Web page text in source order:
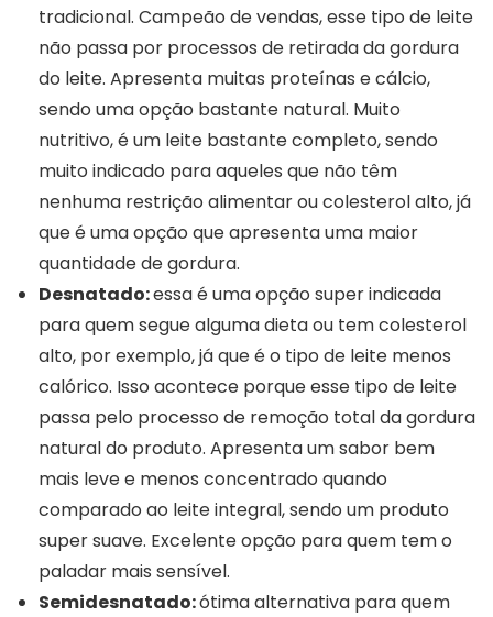
tradicional. Campeão de vendas, esse tipo de leite
não passa por processos de retirada da gordura
do leite. Apresenta muitas proteínas e cálcio,
sendo uma opção bastante natural. Muito
nutritivo, é um leite bastante completo, sendo
muito indicado para aqueles que não têm
nenhuma restrição alimentar ou colesterol alto, já
que é uma opção que apresenta uma maior
quantidade de gordura.
Desnatado:essa é uma opção super indicada
para quem segue alguma dieta ou tem colesterol
alto, por exemplo, já que é o tipo de leite menos
calórico. Isso acontece porque esse tipo de leite
passa pelo processo de remoção total da gordura
natural do produto. Apresenta um sabor bem
mais leve e menos concentrado quando
comparado ao leite integral, sendo um produto
super suave. Excelente opção para quem tem o
paladar mais sensível.
Semidesnatado:ótima alternativa para quem